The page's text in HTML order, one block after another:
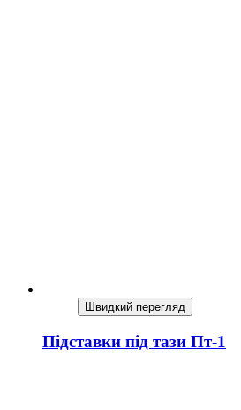
Швидкий перегляд
Підставки під тази Пт-1